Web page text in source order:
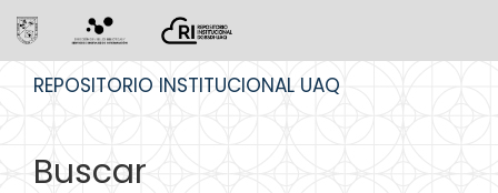
REPOSITORIO INSTITUCIONAL UAQ
Buscar